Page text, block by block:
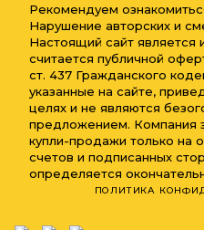
Рекомендуем
Нарушение авторских и
Настоящий сайт является
считается публичной
ст. 437 Гражданского
указанные на сайте,
целях и не являются
предложением. Компания
купли-продажи только на
счетов и подписанных
определяется
ПОЛИТИКА